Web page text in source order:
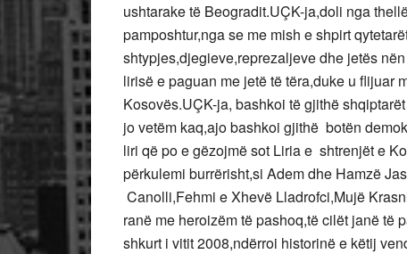
ushtarake të Beogradit.UÇK-ja,doli nga
pamposhtur,nga se me mish e shpirt
shtypjes,djegieve,reprezaljeve dhe jetës
lirisë e paguan me jetë të tëra,duke u flijuar
Kosovës.UÇK-ja, bashkoi të gjithë
jo vetëm kaq,ajo bashkoi gjithë botën
liri që po e gëzojmë sot Liria e shtrenjët e
përkulemi burrërisht,si Adem dhe Hamzë
Canolli,Fehmi e Xhevë Lladrofci,Mujë
ranë me heroizëm të pashoq,të cilët janë të
shkurt i vitit 2008,ndërroi historinë e këtij